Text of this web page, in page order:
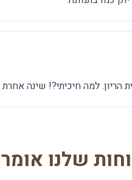
הריון. למה חיכיתי?! שינה אחרת
שלנו